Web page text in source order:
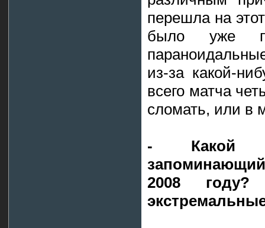
перешла на
было уже
из-за какой-
всего матча
сломать, или в
- Какой
2008